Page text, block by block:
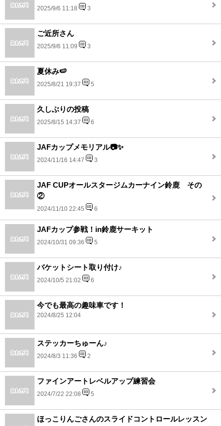
2025/9/6 11:18 3
ご近所さん
2025/9/6 11:09 3
夏休み🍉
2025/8/21 19:37 5
久しぶりの投稿
2025/8/15 14:37 6
JAFカップメモリアル📷✨
2024/11/16 14:47 3
JAF CUPオールスタージムカーナイン鈴鹿 その
②
2024/11/10 22:45 6
JAFカップ参戦！in鈴鹿サーキット
2024/10/31 09:36 5
バケットシート取り付け♪
2024/10/5 21:02 6
今でも最高の趣味車です！
2024/8/25 12:04
ステッカーちゅーん♪
2024/8/3 11:36 2
ファインアートレベルアップ練習会
2024/7/22 22:08 5
ほっこりんごさんのスライドコントロールレッスン